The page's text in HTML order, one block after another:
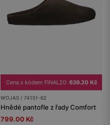
Cena s kódem FINAL20: 639.20 Kč
WOJAS / 74151-62
Hnědé pantofle z řady Comfort
799.00 Kč